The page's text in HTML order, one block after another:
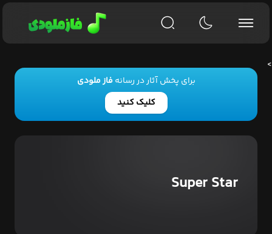
برای پخش آثار در رسانهفاز ملودی
کلیک کنید
Super Star
>